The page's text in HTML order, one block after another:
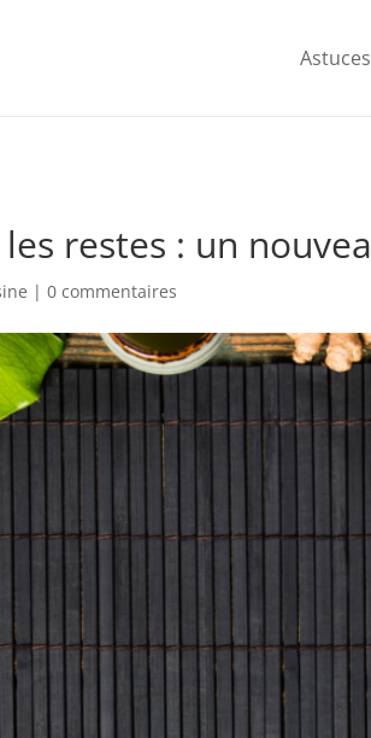
les restes : un
|0 commentaires